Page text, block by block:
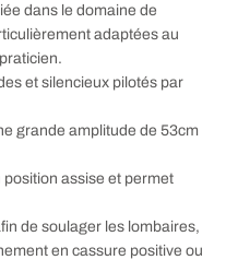
dans le domaine de
adaptées au
et silencieux pilotés par
grande amplitude de 53cm
assise et permet
de soulager les lombaires,
en cassure positive ou